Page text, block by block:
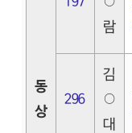
동
상
람
296
김
○
대